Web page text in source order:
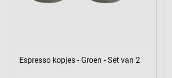
Espresso kopjes - Groen - Set van 2